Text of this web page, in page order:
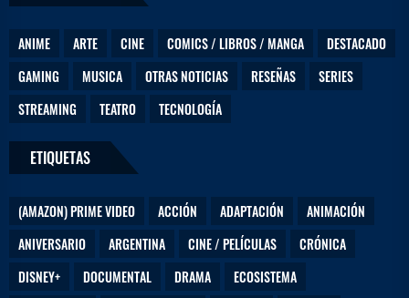
ANIME ARTE CINE COMICS / LIBROS / MANGA
DESTACADO
GAMING
MUSICA OTRAS NOTICIAS RESEÑAS
SERIES
STREAMING
TEATRO TECNOLOGÍA
ETIQUETAS
(AMAZON) PRIME VIDEO ACCIÓN ADAPTACIÓN
ANIMACIÓN
ANIVERSARIO
ARGENTINA CINE / PELÍCULAS
CRÓNICA
DISNEY+
DOCUMENTAL DRAMA
ECOSISTEMA